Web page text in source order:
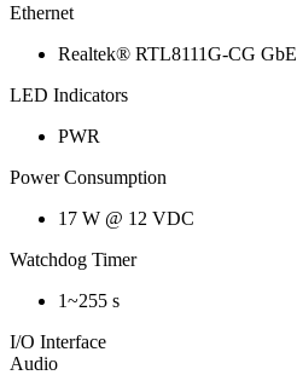
Ethernet
Realtek® RTL8111G-CG GbE
LED Indicators
PWR
Power Consumption
17 W @ 12 VDC
Watchdog Timer
1~255 s
I/O Interface
Audio